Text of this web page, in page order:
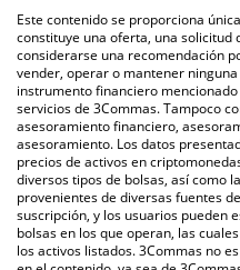
También puedes utilizar
se encuentra arriba para
las principales monedas
otras.
Este contenido se proporciona
constituye una oferta, una solicitud
considerarse una recomendación
vender, operar o mantener
instrumento financiero
servicios de 3Commas. Tampoco
asesoramiento financiero,
asesoramiento. Los datos
precios de activos en
diversos tipos de bolsas, así como
provenientes de diversas fuentes
suscripción, y los usuarios pueden
bolsas en los que operan, las
los activos listados. 3Commas no